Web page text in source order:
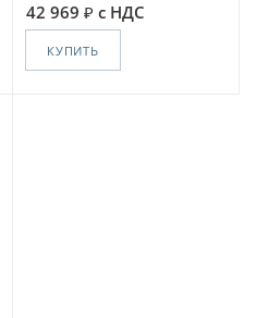
42 969 с НДС
КУПИТЬ